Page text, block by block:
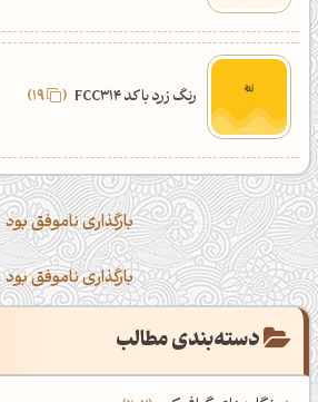
رنگ زرد با کد FCC314 19
بارگذاری ناموفق بود
بارگذاری ناموفق بود
دسته‌بندی مطالب